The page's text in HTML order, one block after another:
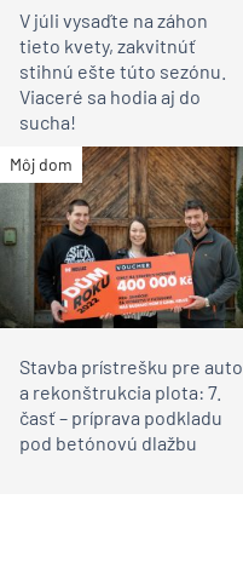
V júli vysaďte na záhon
tieto kvety, zakvitnúť
stihnú ešte túto sezónu.
Viaceré sa hodia aj do
sucha!
Môj dom
Stavba prístrešku pre auto
a rekonštrukcia plota: 7.
časť – príprava podkladu
pod betónovú dlažbu